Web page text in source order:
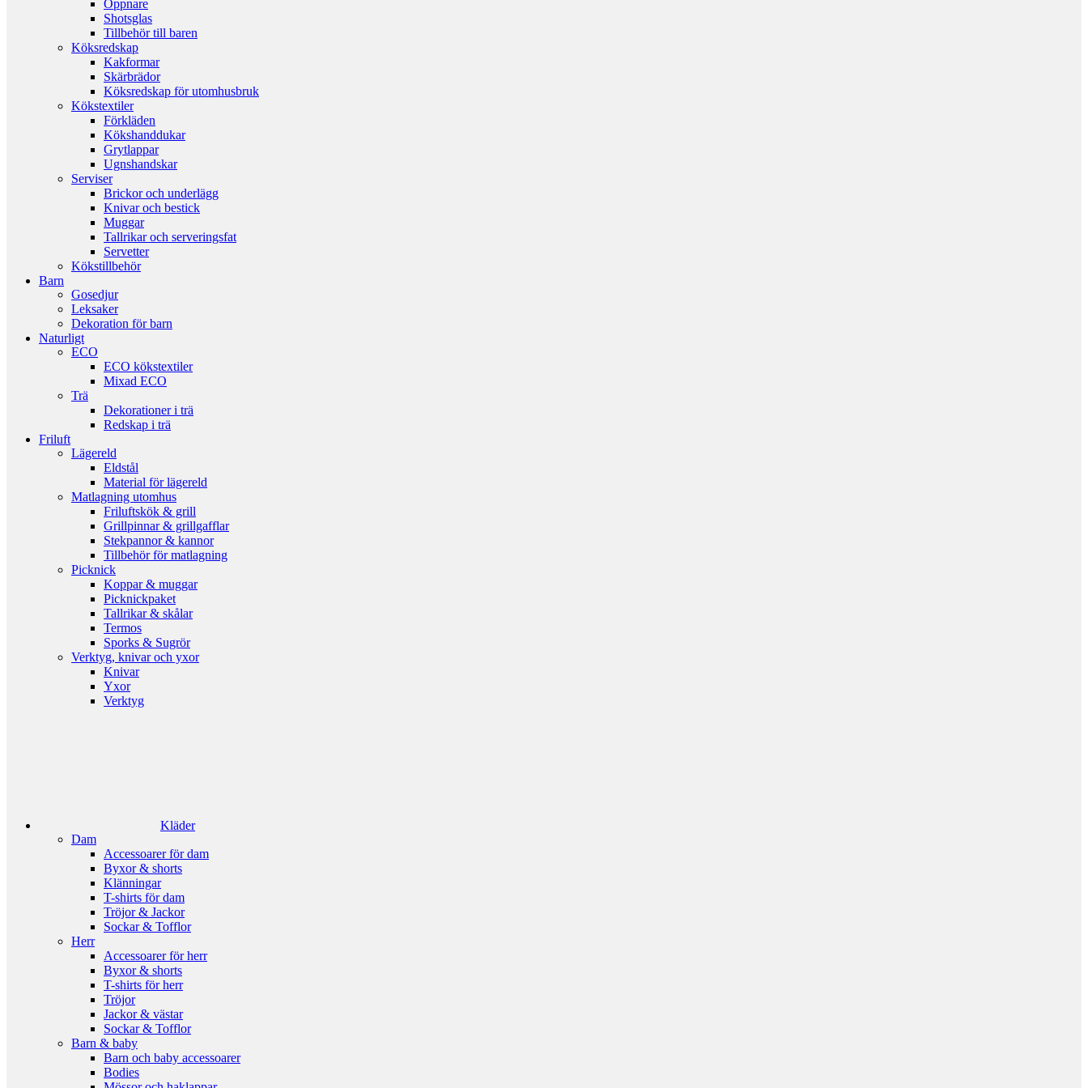
Öppnare
Shotsglas
Tillbehör till baren
Köksredskap
Kakformar
Skärbrädor
Köksredskap för utomhusbruk
Kökstextiler
Förkläden
Kökshanddukar
Grytlappar
Ugnshandskar
Serviser
Brickor och underlägg
Knivar och bestick
Muggar
Tallrikar och serveringsfat
Servetter
Kökstillbehör
Barn
Gosedjur
Leksaker
Dekoration för barn
Naturligt
ECO
ECO kökstextiler
Mixad ECO
Trä
Dekorationer i trä
Redskap i trä
Friluft
Lägereld
Eldstål
Material för lägereld
Matlagning utomhus
Friluftskök & grill
Grillpinnar & grillgafflar
Stekpannor & kannor
Tillbehör för matlagning
Picknick
Koppar & muggar
Picknickpaket
Tallrikar & skålar
Termos
Sporks & Sugrör
Verktyg, knivar och yxor
Knivar
Yxor
Verktyg
Kläder
Dam
Accessoarer för dam
Byxor & shorts
Klänningar
T-shirts för dam
Tröjor & Jackor
Sockar & Tofflor
Herr
Accessoarer för herr
Byxor & shorts
T-shirts för herr
Tröjor
Jackor & västar
Sockar & Tofflor
Barn & baby
Barn och baby accessoarer
Bodies